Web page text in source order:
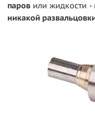
паров или жидкости -
никакой